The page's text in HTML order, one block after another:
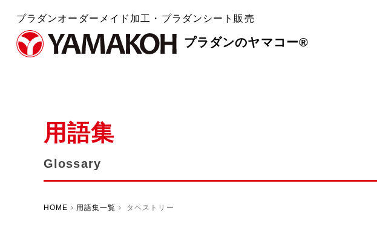
プラダンオーダーメイド加工・プラダンシート販売
プラダンのヤマコー®
用語集
Glossary
HOME › 用語集一覧 › タペストリー